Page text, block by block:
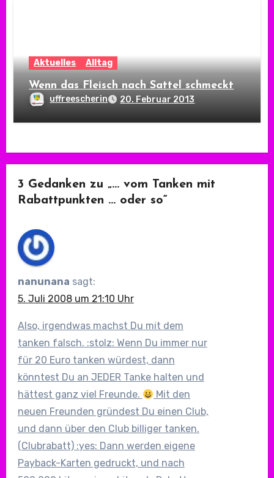
Aktuelles Alltag
Wenn das Fleisch nach Sattel schmeckt
uffreescherin 20. Februar 2013
3 Gedanken zu „… vom Tanken mit
Rabattpunkten … oder so“
nanunana sagt:
5. Juli 2008 um 21:10 Uhr
Also, irgendwas machst Du mit dem
tanken falsch. :stolz: Wenn Du immer nur
für 20 Euro tanken würdest, dann
könntest Du an JEDER Tanke halten und
hättest ganz viel Freunde.
Mit den
neuen Freunden gründest Du einen Club,
und dann über den Club billiger tanken.
(Clubrabatt) :yes: Dann werden eigene
Payback-Karten gedruckt, und nach